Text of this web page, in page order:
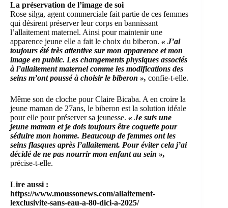
La préservation de l’image de soi
Rose silga, agent commerciale fait partie de ces femmes
qui désirent préserver leur corps en bannissant
l’allaitement maternel. Ainsi pour maintenir une
apparence jeune elle a fait le choix du biberon. « J’ai
toujours été très attentive sur mon apparence et mon
image en public. Les changements physiques associés
à l’allaitement maternel comme les modifications des
seins m’ont poussé à choisir le biberon », confie-t-elle.
Même son de cloche pour Claire Bicaba. A en croire la
jeune maman de 27ans, le biberon est la solution idéale
pour elle pour préserver sa jeunesse. « Je suis une
jeune maman et je dois toujours être coquette pour
séduire mon homme. Beaucoup de femmes ont les
seins flasques après l’allaitement. Pour éviter cela j’ai
décidé de ne pas nourrir mon enfant au sein »,
précise-t-elle.
Lire aussi :
https://www.moussonews.com/allaitement-
lexclusivite-sans-eau-a-80-dici-a-2025/